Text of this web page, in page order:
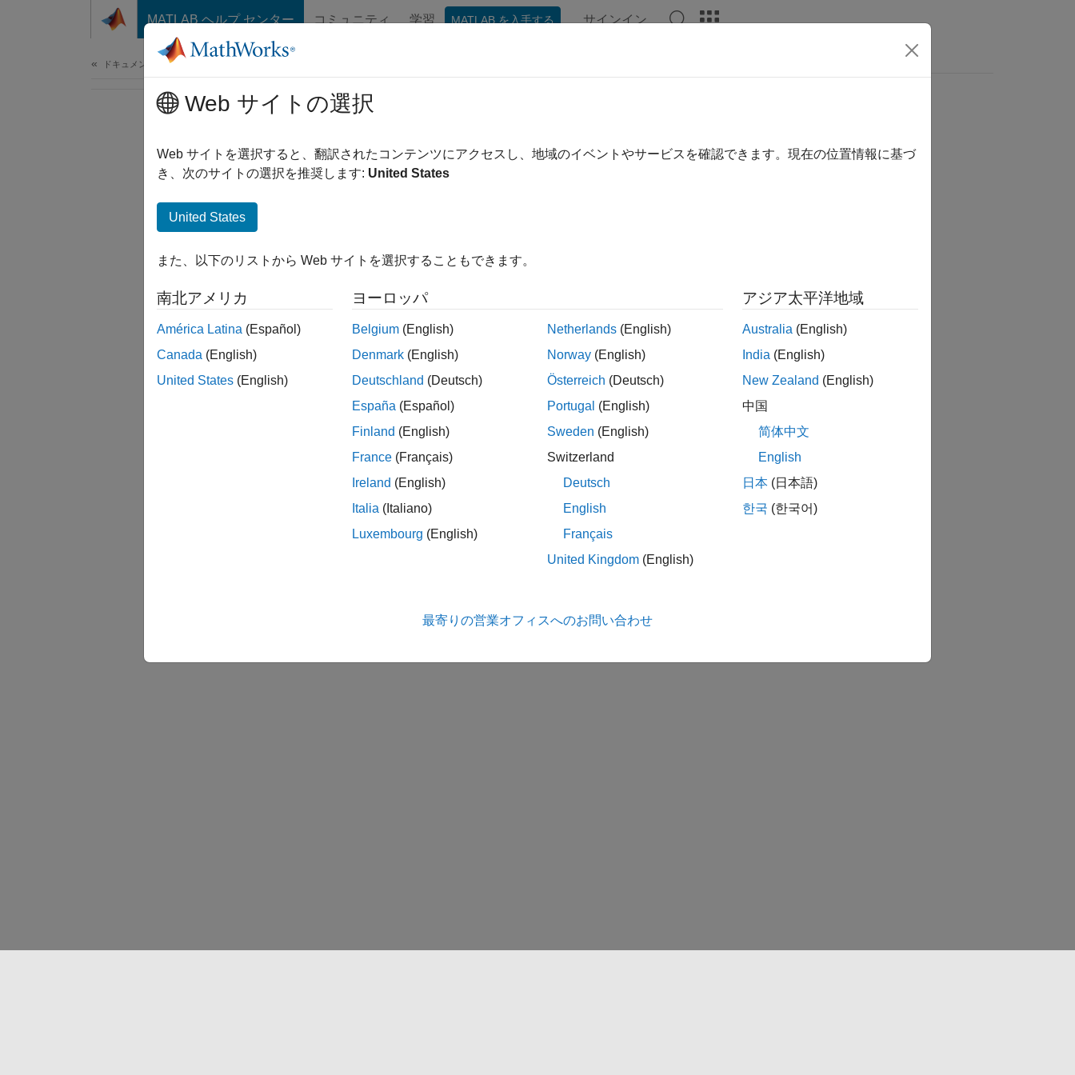
コンテンツへスキップ
MATLAB ヘルプ センター コミュニティ 学習 MATLAB を入手する サインイン
ドキュメンテーションのホーム
Web サイトの選択
Web サイトを選択すると、翻訳されたコンテンツにアクセスし、地域のイベントやサービスを確認できます。現在の位置情報に基づ
き、次のサイトの選択を推奨します: United States
United States
また、以下のリストから Web サイトを選択することもできます。
南北アメリカ
América Latina (Español)
Canada (English)
United States (English)
ヨーロッパ
Belgium (English)
Denmark (English)
Deutschland (Deutsch)
España (Español)
Finland (English)
France (Français)
Ireland (English)
Italia (Italiano)
Luxembourg (English)
Netherlands (English)
Norway (English)
Österreich (Deutsch)
Portugal (English)
Sweden (English)
Switzerland
Deutsch
English
Français
United Kingdom (English)
アジア太平洋地域
Australia (English)
India (English)
New Zealand (English)
中国
简体中文
English
日本 (日本語)
한국 (한국어)
最寄りの営業オフィスへのお問い合わせ